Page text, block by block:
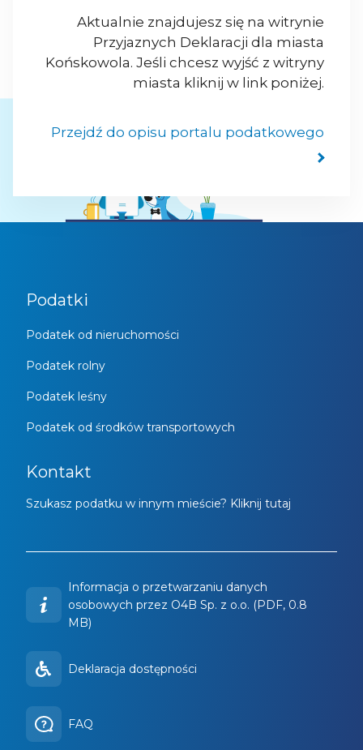
Aktualnie znajdujesz się na witrynie
Przyjaznych Deklaracji dla miasta
Końskowola. Jeśli chcesz wyjść z witryny
miasta kliknij w link poniżej.
Przejdź do opisu portalu podatkowego
Podatki
Podatek od nieruchomości
Podatek rolny
Podatek leśny
Podatek od środków transportowych
Kontakt
Szukasz podatku w innym mieście? Kliknij tutaj
Informacja o przetwarzaniu danych
osobowych przez O4B Sp. z o.o. (PDF, 0.8
MB)
Deklaracja dostępności
FAQ